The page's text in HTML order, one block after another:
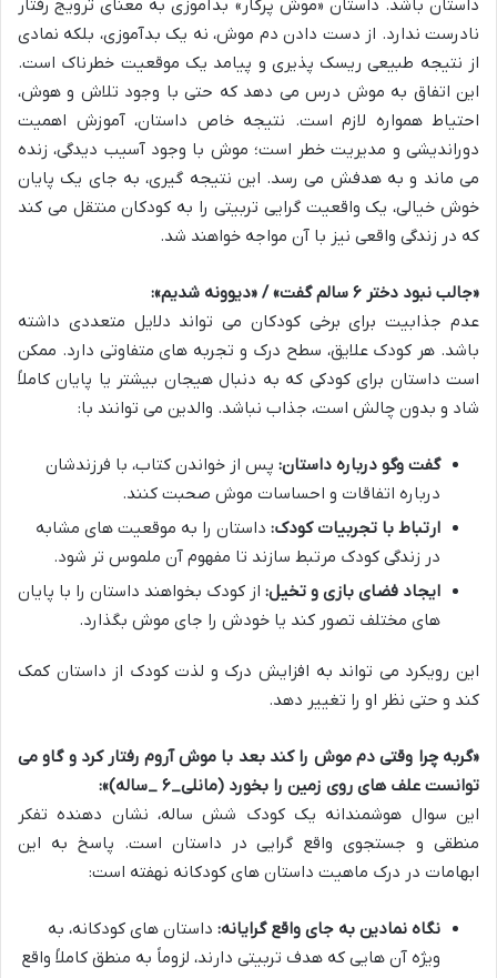
داستان باشد. داستان «موش پرکار» بدآموزی به معنای ترویج رفتار
نادرست ندارد. از دست دادن دم موش، نه یک بدآموزی، بلکه نمادی
از نتیجه طبیعی ریسک پذیری و پیامد یک موقعیت خطرناک است.
این اتفاق به موش درس می دهد که حتی با وجود تلاش و هوش،
احتیاط همواره لازم است. نتیجه خاص داستان، آموزش اهمیت
دوراندیشی و مدیریت خطر است؛ موش با وجود آسیب دیدگی، زنده
می ماند و به هدفش می رسد. این نتیجه گیری، به جای یک پایان
خوش خیالی، یک واقعیت گرایی تربیتی را به کودکان منتقل می کند
که در زندگی واقعی نیز با آن مواجه خواهند شد.
«جالب نبود دختر ۶ سالم گفت» / «دیوونه شدیم»:
عدم جذابیت برای برخی کودکان می تواند دلایل متعددی داشته
باشد. هر کودک علایق، سطح درک و تجربه های متفاوتی دارد. ممکن
است داستان برای کودکی که به دنبال هیجان بیشتر یا پایان کاملاً
شاد و بدون چالش است، جذاب نباشد. والدین می توانند با:
گفت وگو درباره داستان: پس از خواندن کتاب، با فرزندشان
درباره اتفاقات و احساسات موش صحبت کنند.
ارتباط با تجربیات کودک: داستان را به موقعیت های مشابه
در زندگی کودک مرتبط سازند تا مفهوم آن ملموس تر شود.
ایجاد فضای بازی و تخیل: از کودک بخواهند داستان را با پایان
های مختلف تصور کند یا خودش را جای موش بگذارد.
این رویکرد می تواند به افزایش درک و لذت کودک از داستان کمک
کند و حتی نظر او را تغییر دهد.
«گربه چرا وقتی دم موش را کند بعد با موش آروم رفتار کرد و گاو می
توانست علف های روی زمین را بخورد (مانلی_۶ _ساله)»:
این سوال هوشمندانه یک کودک شش ساله، نشان دهنده تفکر
منطقی و جستجوی واقع گرایی در داستان است. پاسخ به این
ابهامات در درک ماهیت داستان های کودکانه نهفته است:
نگاه نمادین به جای واقع گرایانه: داستان های کودکانه، به
ویژه آن هایی که هدف تربیتی دارند، لزوماً به منطق کاملاً واقع